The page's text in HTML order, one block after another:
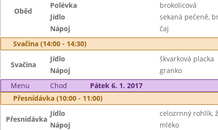
Oběd
Polévka
brokolicová
Jídlo
sekaná pečeně,
Nápoj
čaj
Svačina (14:00 - 14:30)
Svačina
Jídlo
škvarková placka
Nápoj
granko
Menu
Chod
Pátek 6. 1. 2017
Přesnídávka (10:00 - 11:00)
Přesnídávka
Jídlo
celozrnný rohlík,
Nápoj
mléko